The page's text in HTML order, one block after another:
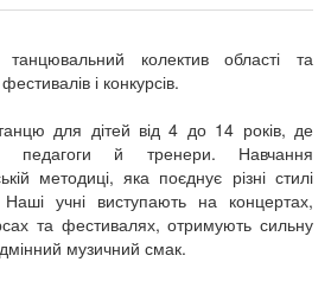
колектив області та
і конкурсів.
для дітей від 4 до 14 років, де
педагоги й тренери. Навчання
методиці, яка поєднує різні стилі
Наші учні виступають на концертах,
та фестивалях, отримують сильну
музичний смак.